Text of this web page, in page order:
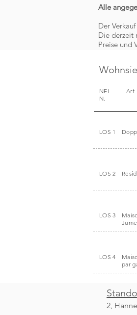
Alle
Der
Die derzeit
Preise und
NEI
N.
Art
LOS 1
LOS 2
LOS 3
LOS 4
par
2,